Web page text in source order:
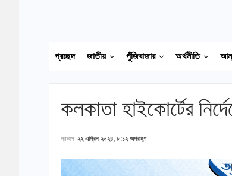
প্রচ্ছদ জাতীয় পুঁজিবাজার অর্থনীতি
কলকাতা হাইকোর্টের
প্রকাশ ২২ এপ্রিল ২০২৪, ৮:১২ অপরাহ্ণ